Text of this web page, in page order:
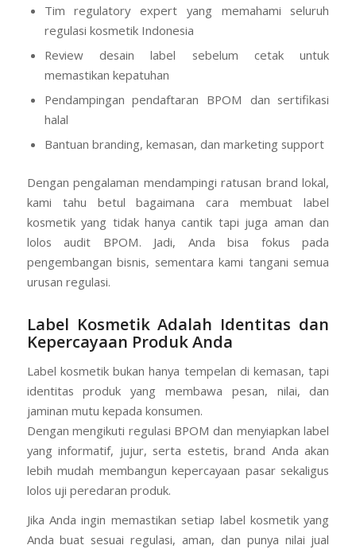
Tim regulatory expert yang memahami seluruh
regulasi kosmetik Indonesia
Review desain label sebelum cetak untuk
memastikan kepatuhan
Pendampingan pendaftaran BPOM dan sertifikasi
halal
Bantuan branding, kemasan, dan marketing support
Dengan pengalaman mendampingi ratusan brand lokal,
kami tahu betul bagaimana cara membuat label
kosmetik yang tidak hanya cantik tapi juga aman dan
lolos audit BPOM. Jadi, Anda bisa fokus pada
pengembangan bisnis, sementara kami tangani semua
urusan regulasi.
Label Kosmetik Adalah Identitas dan
Kepercayaan Produk Anda
Label kosmetik bukan hanya tempelan di kemasan, tapi
identitas produk yang membawa pesan, nilai, dan
jaminan mutu kepada konsumen.
Dengan mengikuti regulasi BPOM dan menyiapkan label
yang informatif, jujur, serta estetis, brand Anda akan
lebih mudah membangun kepercayaan pasar sekaligus
lolos uji peredaran produk.
Jika Anda ingin memastikan setiap label kosmetik yang
Anda buat sesuai regulasi, aman, dan punya nilai jual